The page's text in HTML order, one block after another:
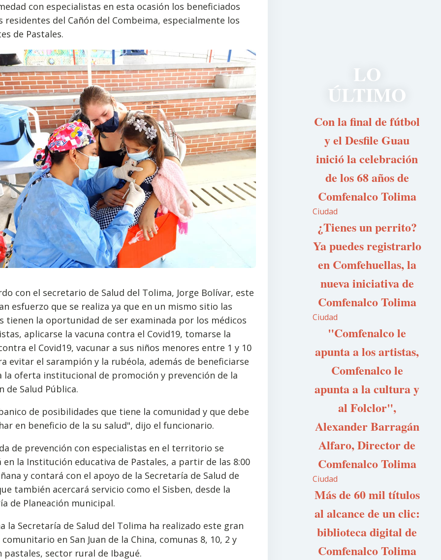
con especialistas en esta ocasión los beneficiados
residentes del Cañón del Combeima, especialmente los
de Pastales.
con el secretario de Salud del Tolima, Jorge Bolívar, este
esfuerzo que se realiza ya que en un mismo sitio las
tienen la oportunidad de ser examinada por los médicos
aplicarse la vacuna contra el Covid19, tomarse la
el Covid19, vacunar a sus niños menores entre 1 y 10
evitar el sarampión y la rubéola, además de beneficiarse
la oferta institucional de promoción y prevención de la
de Salud Pública.
de posibilidades que tiene la comunidad y que debe
en beneficio de la su salud", dijo el funcionario.
de prevención con especialistas en el territorio se
en la Institución educativa de Pastales, a partir de las 8:00
y contará con el apoyo de la Secretaría de Salud de
también acercará servicio como el Sisben, desde la
de Planeación municipal.
la Secretaría de Salud del Tolima ha realizado este gran
en San Juan de la China, comunas 8, 10, 2 y
pastales, sector rural de Ibagué.
LO
ÚLTIMO
Con la final de fútbol
y el Desfile Guau
inició la celebración
de los 68 años de
Comfenalco Tolima
Ciudad
¿Tienes un perrito?
Ya puedes registrarlo
en Comfehuellas, la
nueva iniciativa de
Comfenalco Tolima
Ciudad
"Comfenalco le
apunta a los artistas,
Comfenalco le
apunta a la cultura y
al Folclor",
Alexander Barragán
Alfaro, Director de
Comfenalco Tolima
Ciudad
Más de 60 mil títulos
al alcance de un clic:
biblioteca digital de
Comfenalco Tolima